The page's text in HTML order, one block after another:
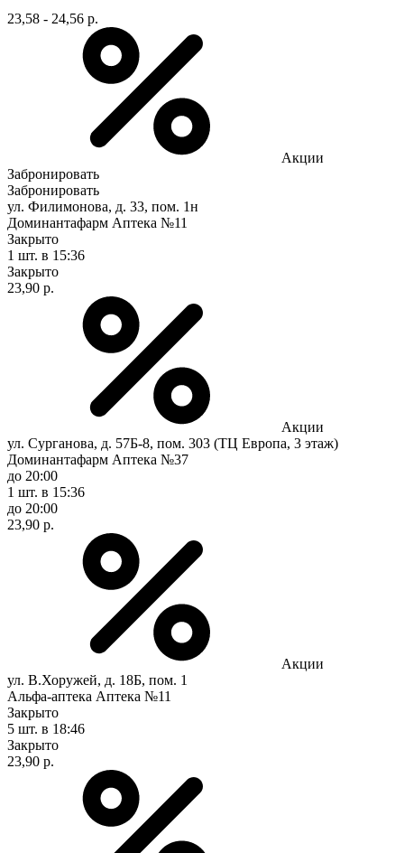
23,58 - 24,56 р.
Акции
Забронировать
Забронировать
ул. Филимонова, д. 33, пом. 1н
Доминантафарм Аптека №11
Закрыто
1 шт. в 15:36
Закрыто
23,90 р.
Акции
ул. Сурганова, д. 57Б-8, пом. 303 (ТЦ Европа, 3 этаж)
Доминантафарм Аптека №37
до 20:00
1 шт. в 15:36
до 20:00
23,90 р.
Акции
ул. В.Хоружей, д. 18Б, пом. 1
Альфа-аптека Аптека №11
Закрыто
5 шт. в 18:46
Закрыто
23,90 р.